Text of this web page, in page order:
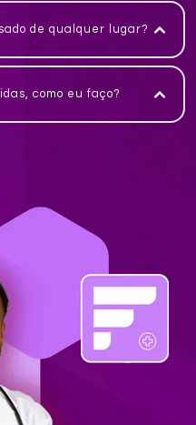
de qualquer lugar?
como eu faço?